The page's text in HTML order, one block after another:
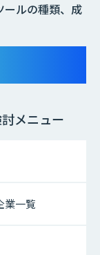
ールの種類、成
メニュー
業一覧